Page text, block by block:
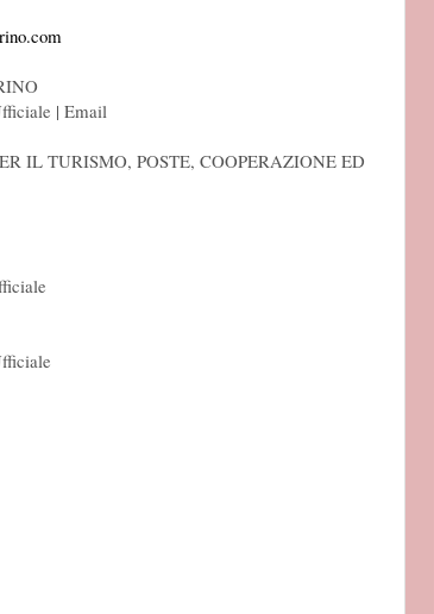
| Email
IL TURISMO, POSTE, COOPERAZIONE ED